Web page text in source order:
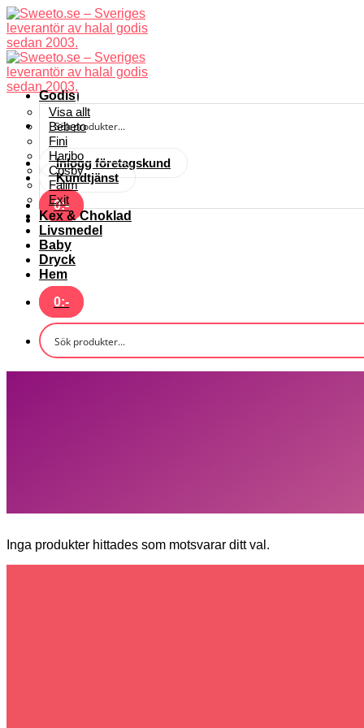
Skip
to
content
Inlogg företagskund
Kundtjänst
0:-
Godis
Visa allt
Bebeto
Fini
Haribo
Cosby
Falim
Exit
Kex & Choklad
Livsmedel
Baby
Dryck
Hem
0:-
Inga produkter hittades som motsvarar ditt val.